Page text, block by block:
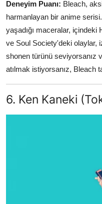
Deneyim Puanı: Bleach,
harmanlayan bir anime
yaşadığı maceralar,
ve Soul Society'deki olaylar,
shonen türünü seviyorsanız
atılmak istiyorsanız, Bleach
6. Ken Kaneki